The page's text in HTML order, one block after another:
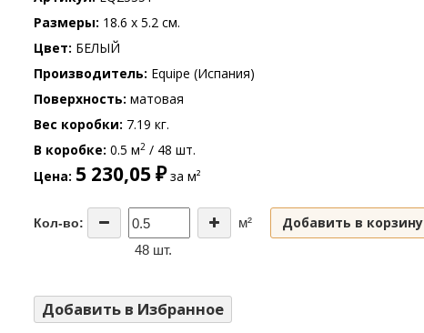
Размеры 18.6 x 5.2 см.
Цвет БЕЛЫЙ
Производитель Equipe (Испания)
Поверхность матовая
Вес коробки 7.19 кг.
В коробке 0.5 м2 / 48 шт.
Цена 5 230,05 ₽за м²
Кол-во:
м²
48 шт.
Добавить в корзину
Добавить в Избранное